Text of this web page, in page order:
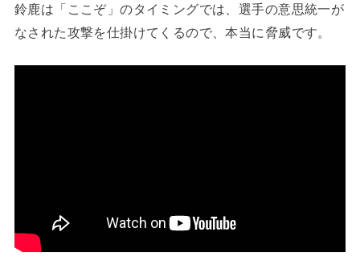
鈴鹿は「ここぞ」のタイミングでは、選手の意思統一が
なされた攻撃を仕掛けてくるので、本当に脅威です。